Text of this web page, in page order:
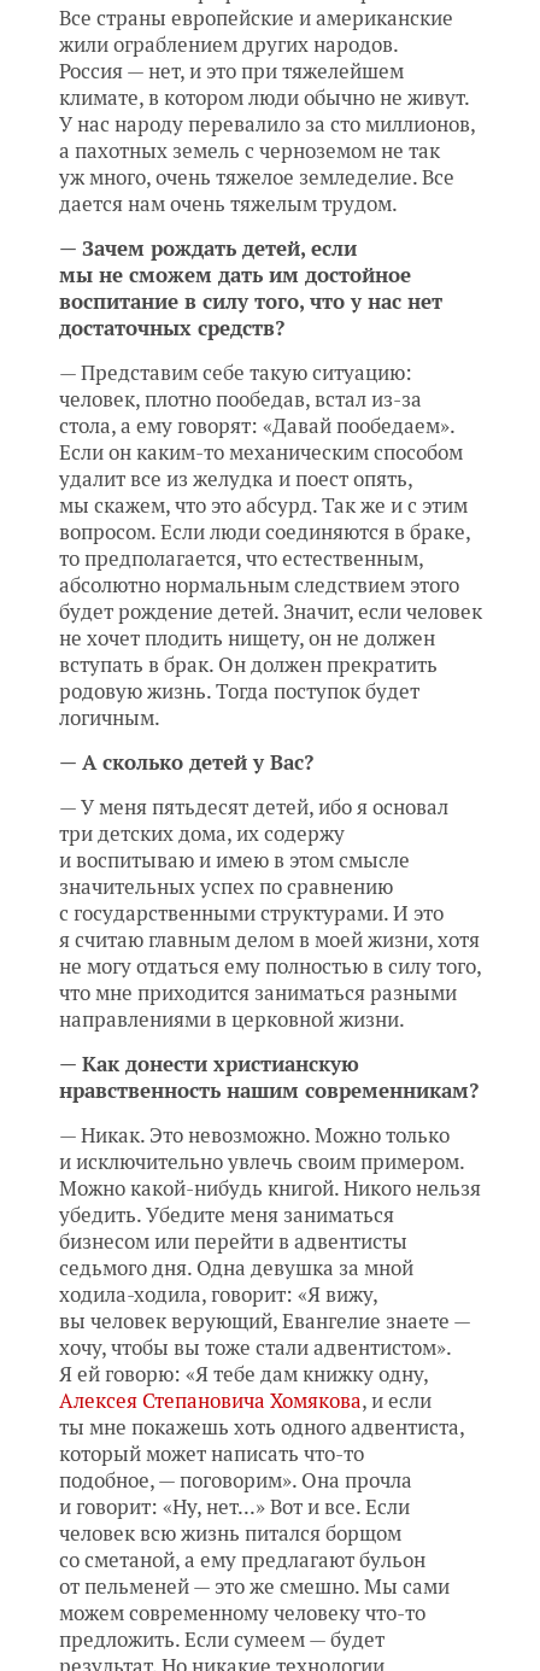
Все страны европейские и американские
жили ограблением других народов.
Россия — нет, и это при тяжелейшем
климате, в котором люди обычно не живут.
У нас народу перевалило за сто миллионов,
а пахотных земель с черноземом не так
уж много, очень тяжелое земледелие. Все
дается нам очень тяжелым трудом.
— Зачем рождать детей, если
мы не сможем дать им достойное
воспитание в силу того, что у нас нет
достаточных средств?
— Представим себе такую ситуацию:
человек, плотно пообедав, встал из-за
стола, а ему говорят: «Давай пообедаем».
Если он каким-то механическим способом
удалит все из желудка и поест опять,
мы скажем, что это абсурд. Так же и с этим
вопросом. Если люди соединяются в браке,
то предполагается, что естественным,
абсолютно нормальным следствием этого
будет рождение детей. Значит, если человек
не хочет плодить нищету, он не должен
вступать в брак. Он должен прекратить
родовую жизнь. Тогда поступок будет
логичным.
— А сколько детей у Вас?
— У меня пятьдесят детей, ибо я основал
три детских дома, их содержу
и воспитываю и имею в этом смысле
значительных успех по сравнению
с государственными структурами. И это
я считаю главным делом в моей жизни, хотя
не могу отдаться ему полностью в силу того,
что мне приходится заниматься разными
направлениями в церковной жизни.
— Как донести христианскую
нравственность нашим современникам?
— Никак. Это невозможно. Можно только
и исключительно увлечь своим примером.
Можно какой-нибудь книгой. Никого нельзя
убедить. Убедите меня заниматься
бизнесом или перейти в адвентисты
седьмого дня. Одна девушка за мной
ходила-ходила, говорит: «Я вижу,
вы человек верующий, Евангелие знаете —
хочу, чтобы вы тоже стали адвентистом».
Я ей говорю: «Я тебе дам книжку одну,
Алексея Степановича Хомякова, и если
ты мне покажешь хоть одного адвентиста,
который может написать что-то
подобное, — поговорим». Она прочла
и говорит: «Ну, нет...» Вот и все. Если
человек всю жизнь питался борщом
со сметаной, а ему предлагают бульон
от пельменей — это же смешно. Мы сами
можем современному человеку что-то
предложить. Если сумеем — будет